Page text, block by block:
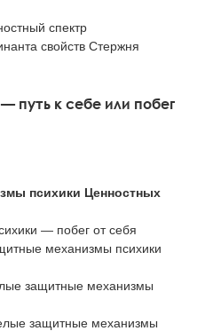
спектр
свойств Стержня
путь к себе или побег
психики Ценностных
— побег от себя
механизмы психики
защитные механизмы
защитные механизмы